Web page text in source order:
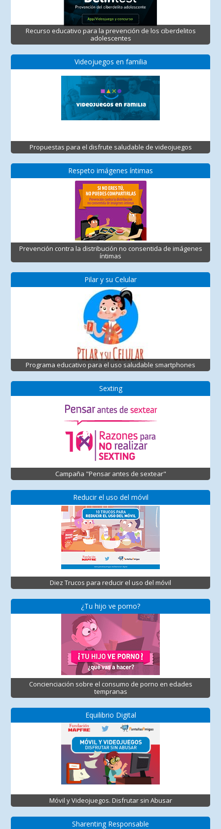
Recurso educativo para la prevención de los ciberdelitos
adolescentes
Videojuegos en familia
Propuestas para el disfrute saludable de videojuegos
Respeto imágenes íntimas
Prevención contra la distribución no consentida de imágenes
íntimas
Pilar y su Celular
Programa educativo para el uso saludable smartphones
Sexting
Campaña "Pensar antes de sextear"
Reducir el uso del móvil
Diez Trucos para reducir el uso del móvil
¿Tu hijo ve porno?
Concienciación sobre el consumo de porno en edades
tempranas
Equilibrio Digital
Móvil y Videojuegos. Disfrutar sin Abusar
Sharenting Responsable